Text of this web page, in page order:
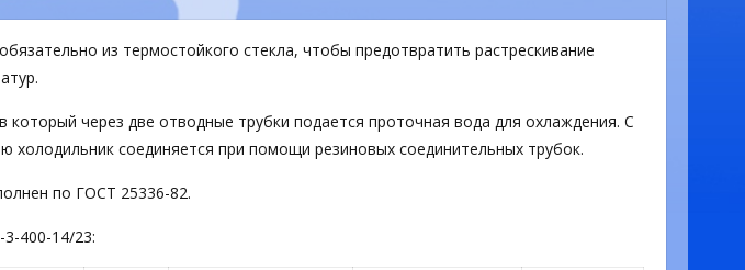
из термостойкого стекла, чтобы предотвратить растрескивание
через две отводные трубки подается проточная вода для охлаждения. С
холодильник соединяется при помощи резиновых соединительных трубок.
по ГОСТ 25336-82.
400-14/23: